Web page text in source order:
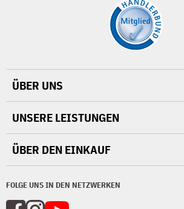
FOLGE UNS IN DEN NETZWERKEN
ÜBER UNS
UNSERE LEISTUNGEN
ÜBER DEN EINKAUF